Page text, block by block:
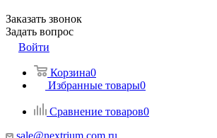
Заказать звонок
Задать вопрос
Войти
Корзина0
Избранные товары0
Сравнение товаров0
sale@nextrium.com.ru